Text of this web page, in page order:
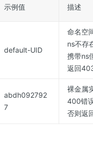
示例值 描述
default-UID
命名空
ns不存
携带ns
返回
abdh092792
7
裸金属
400错
否则返